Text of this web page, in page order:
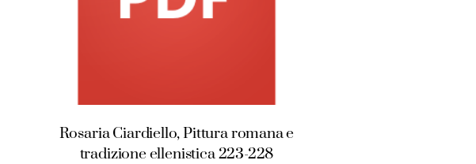
Rosaria Ciardiello, Pittura romana e
tradizione ellenistica 223-228